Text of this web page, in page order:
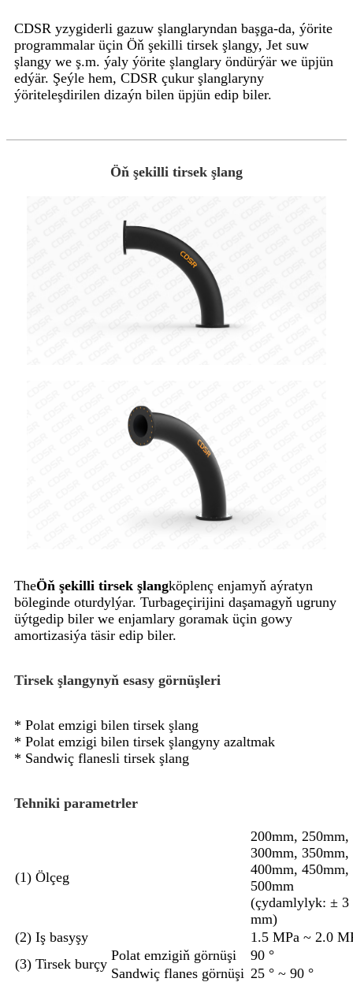
CDSR yzygiderli gazuw şlanglaryndan başga-da, ýörite
programmalar üçin Öň şekilli tirsek şlangy, Jet suw
şlangy we ş.m. ýaly ýörite şlanglary öndürýär we üpjün
edýär. Şeýle hem, CDSR çukur şlanglaryny
ýöriteleşdirilen dizaýn bilen üpjün edip biler.
Öň şekilli tirsek şlang
TheÖň şekilli tirsek şlangköplenç enjamyň aýratyn
böleginde oturdylýar. Turbageçirijini daşamagyň ugruny
üýtgedip biler we enjamlary goramak üçin gowy
amortizasiýa täsir edip biler.
Tirsek şlangynyň esasy görnüşleri
* Polat emzigi bilen tirsek şlang
* Polat emzigi bilen tirsek şlangyny azaltmak
* Sandwiç flanesli tirsek şlang
Tehniki parametrler
(1) Ölçeg
200mm, 250mm,
300mm, 350mm,
400mm, 450mm,
500mm
(çydamlylyk: ± 3
mm)
(2) Iş basyşy
1.5 MPa ~ 2.0
(3) Tirsek burçy
Polat emzigiň görnüşi
90 °
Sandwiç flanes görnüşi 25 ° ~ 90 °